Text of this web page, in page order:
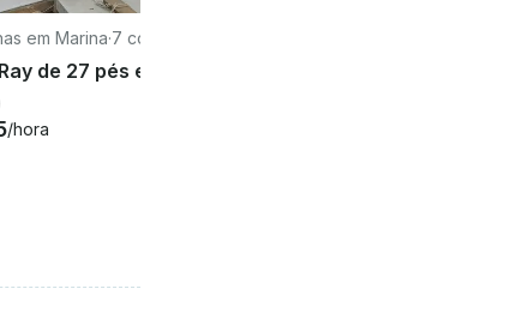
em Marina·7 convidados
/hora